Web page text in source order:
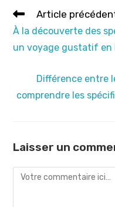
Read
more
articles
Article
À la découverte des
un voyage gustatif en
Différence entre
comprendre les
Laisser un
Comment